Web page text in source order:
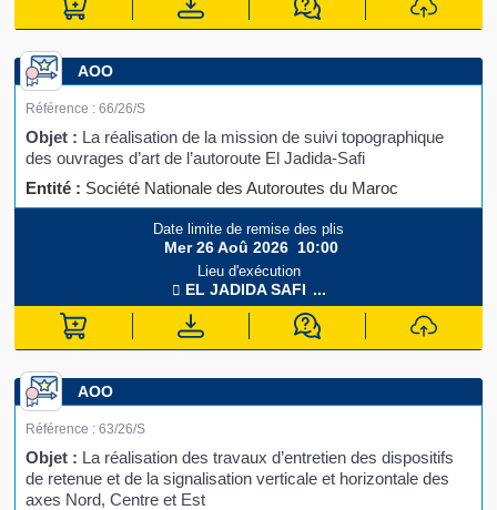
AOO
Référence : 66/26/S
Objet : La réalisation de la mission de suivi topographique
des ouvrages d’art de l’autoroute El Jadida-Safi
Entité : Société Nationale des Autoroutes du Maroc
Date limite de remise des plis
Mer 26 Aoû 2026 10:00
Lieu d'exécution
EL JADIDASAFI ...
AOO
Référence : 63/26/S
Objet : La réalisation des travaux d’entretien des dispositifs
de retenue et de la signalisation verticale et horizontale des
axes Nord, Centre et Est